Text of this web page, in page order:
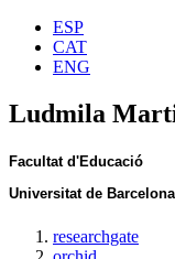
ESP
CAT
ENG
Ludmila
Facultat d'Educació
Universitat de Barcelona
researchgate